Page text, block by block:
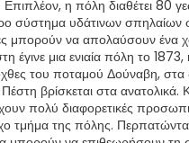
η πόλη διαθέτει 80
σύστημα υδάτινων
μπορούν να απολαύσουν ένα
έγινε μια ενιαία πόλη το
του ποταμού Δούναβη, στα
βρίσκεται στα ανατολικά.
πολύ διαφορετικές
τμήμα της πόλης.